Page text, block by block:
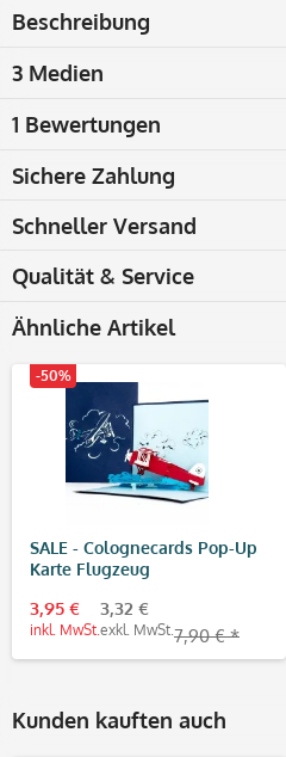
Beschreibung
3 Medien
1 Bewertungen
Sichere Zahlung
Schneller Versand
Qualität & Service
Ähnliche Artikel
-50%
SALE - Colognecards Pop-Up
Karte Flugzeug
3,95 €
inkl. MwSt.
3,32 €
exkl. MwSt. 7,90 € *
Kunden kauften auch